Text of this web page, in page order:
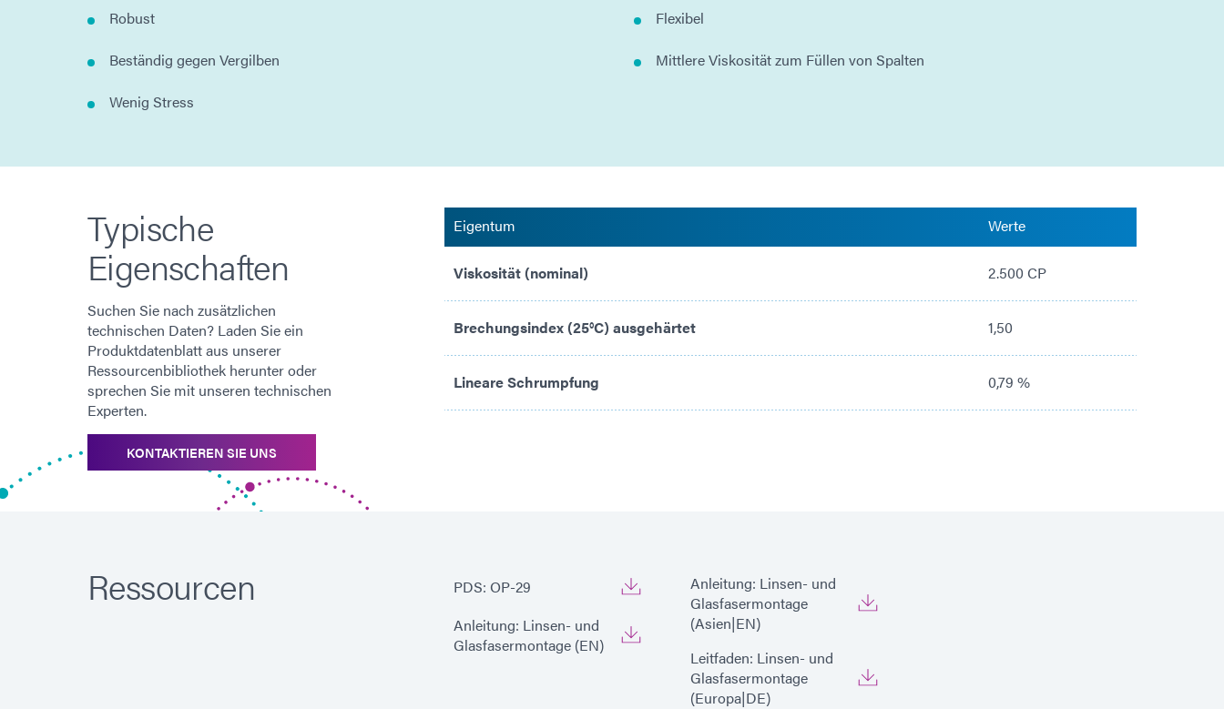
Robust
Beständig gegen Vergilben
Wenig Stress
Flexibel
Mittlere Viskosität zum Füllen von Spalten
Typische
Eigenschaften
Suchen Sie nach zusätzlichen
technischen Daten? Laden Sie ein
Produktdatenblatt aus unserer
Ressourcenbibliothek herunter oder
sprechen Sie mit unseren technischen
Experten.
KONTAKTIEREN SIE UNS
Eigentum Werte
Viskosität (nominal) 2.500 CP
Brechungsindex (25°C) ausgehärtet 1,50
Lineare Schrumpfung 0,79 %
Ressourcen
PDS: OP-29
Anleitung: Linsen- und
Glasfasermontage (EN)
Anleitung: Linsen- und
Glasfasermontage
(Asien|EN)
Leitfaden: Linsen- und
Glasfasermontage
(Europa|DE)